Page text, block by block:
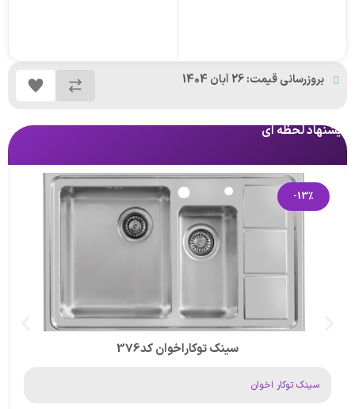
پیشنهاد لحظه ای
-13%
سینک توکاراخوان کد376
سینک توکار اخوان
بروزرسانی قیمت: 26 آبان 1404